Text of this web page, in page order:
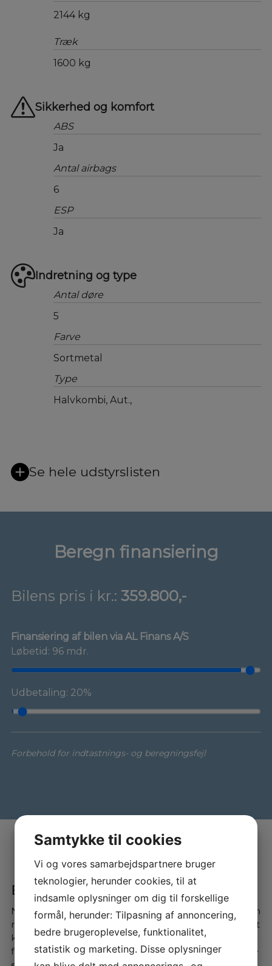
2144 kg
Træk
1600 kg
Sikkerhed og komfort
ABS
Ja
Antal airbags
6
ESP
Ja
Indretning og type
Antal døre
5
Farve
Sortmetal
Type
Halvkombi, Aut.,
Se hele udstyrslisten
Beregn finansiering
Bilens pris i kr.: 359.800,-
Finansiering af bilen via AL Finans A/S
Løbetid: 96 mdr.
Udbetaling: 20%
Forbehold for indtastnings- og beregningsfejl
Bliv klogere på ladeløsninger
Når du køber el- eller hybridbil, er det vigtigt med den
rette ladeløsning. Der findes mange udbydere, og det
kan være en jungle at finde rundt i – især som
førstegangskøber. Derfor hjælper vi dig med at vælge
Samtykke til cookies
Vi og vores samarbejdspartnere bruger
teknologier, herunder cookies, til at
indsamle oplysninger om dig til forskellige
formål, herunder: Tilpasning af annoncering,
bedre brugeroplevelse, funktionalitet,
statistik og marketing. Disse oplysninger